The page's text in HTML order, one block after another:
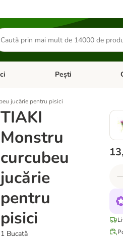
cu categorii: PăsăriDeschideți meniul cu
Pești
jucărie pentru pisici
TIAKI
Monstru
curcubeu
jucărie
pentru
pisici
1 Bucată